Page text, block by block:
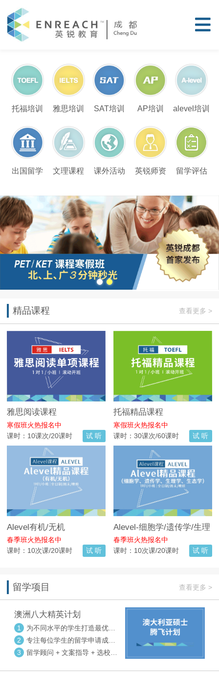
托福培训 雅思培训 SAT培训 AP培训 alevel培训
出国留学 文理课程 课外活动 英锐师资 留学评估
精品课程 查看更多 >
雅思阅读课程
寒假班火热报名中
课时：10课次/20课时
试 听
托福精品课程
寒假班火热报名中
课时：30课次/60课时
试 听
Alevel有机/无机
春季班火热报名中
课时：10次课/20课时
试 听
Alevel-细胞学/遗传学/生理
学/生态学
春季班火热报名中
课时：10次课/20课时
试 听
留学项目 查看更多 >
澳洲八大精英计划
1
为不同水平的学生打造最优选
校方案
2
专注每位学生的留学申请成功
率
3
留学顾问 + 文案指导 + 选校申